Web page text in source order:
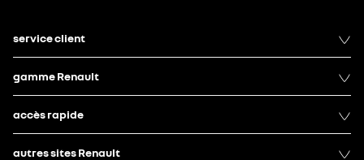
service client
gamme Renault
accès rapide
autres sites Renault